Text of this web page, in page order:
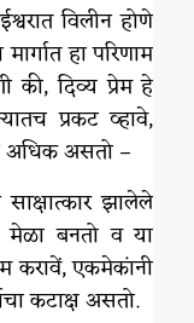
विलीन होणे
हा परिणाम
की, दिव्य प्रेम हे
प्रकट व्हावे,
अधिक असतो –
झालेले
बनतो व या
करावें, एकमेकांनी
कटाक्ष असतो.